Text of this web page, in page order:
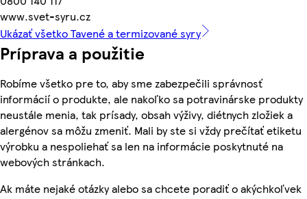
www.svet-syru.cz
Ukázať všetko Tavené a termizované syry
Príprava a použitie
Robíme všetko pre to, aby sme zabezpečili správnosť
informácií o produkte, ale nakoľko sa potravinárske produkty
neustále menia, tak prísady, obsah výživy, diétnych zložiek a
alergénov sa môžu zmeniť. Mali by ste si vždy prečítať etiketu
výrobku a nespoliehať sa len na informácie poskytnuté na
webových stránkach.
Ak máte nejaké otázky alebo sa chcete poradiť o akýchkoľvek